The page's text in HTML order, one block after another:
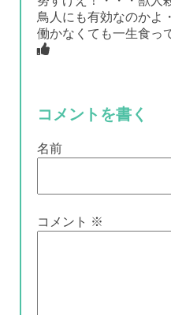
鳥人にも有効なのかよ
働かなくても一生食っ
コメントを書く
名前
コメント ※